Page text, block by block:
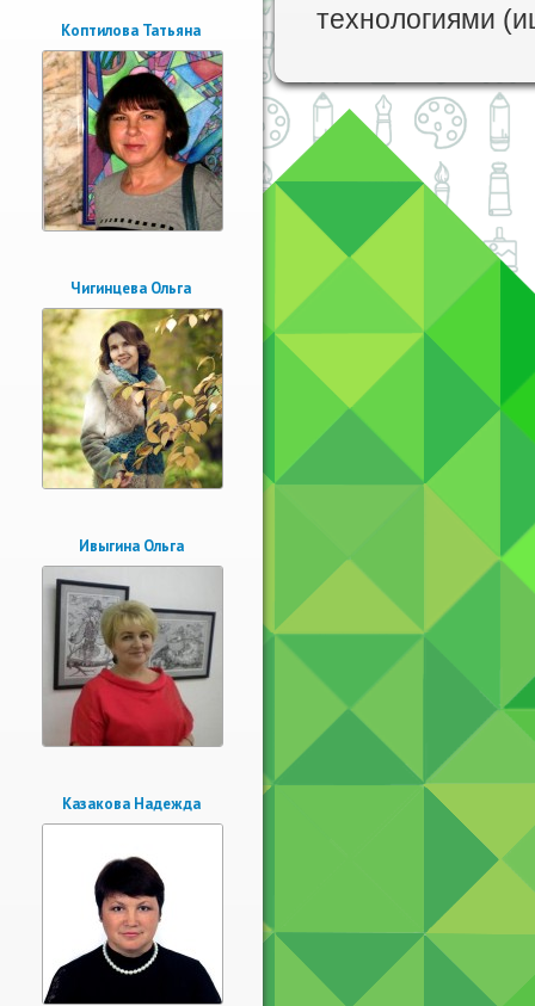
Коптилова Татьяна
Чигинцева Ольга
Ивыгина Ольга
Казакова Надежда
технологиями